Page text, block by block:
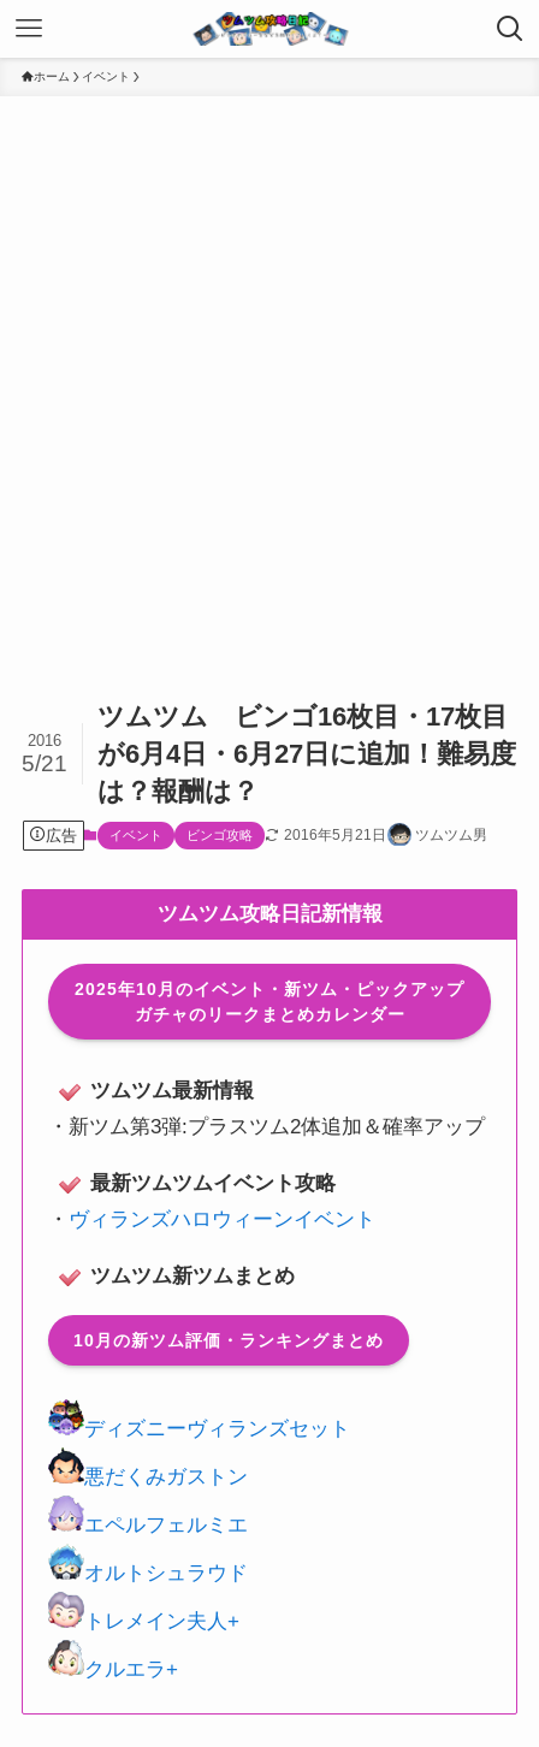
ホーム イベント
ツムツム ビンゴ16枚目・17枚目
が6月4日・6月27日に追加！難易度
は？報酬は？
2016
5/21
広告 イベント ビンゴ攻略 2016年5月21日 ツムツム男
ツムツム攻略日記新情報
2025年10月のイベント・新ツム・ピックアップ
ガチャのリークまとめカレンダー
ツムツム最新情報
・ 新ツム第3弾:プラスツム2体追加＆確率アップ
最新ツムツムイベント攻略
・ ヴィランズハロウィーンイベント
ツムツム新ツムまとめ
10月の新ツム評価・ランキングまとめ
ディズニーヴィランズセット
悪だくみガストン
エペルフェルミエ
オルトシュラウド
トレメイン夫人+
クルエラ+